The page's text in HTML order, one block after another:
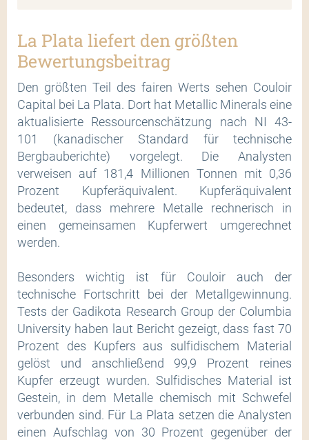
La Plata liefert den größten
Bewertungsbeitrag
Den größten Teil des fairen Werts sehen Couloir
Capital bei La Plata. Dort hat Metallic Minerals eine
aktualisierte Ressourcenschätzung nach NI 43-
101 (kanadischer Standard für technische
Bergbauberichte) vorgelegt. Die Analysten
verweisen auf 181,4 Millionen Tonnen mit 0,36
Prozent Kupferäquivalent. Kupferäquivalent
bedeutet, dass mehrere Metalle rechnerisch in
einen gemeinsamen Kupferwert umgerechnet
werden.
Besonders wichtig ist für Couloir auch der
technische Fortschritt bei der Metallgewinnung.
Tests der Gadikota Research Group der Columbia
University haben laut Bericht gezeigt, dass fast 70
Prozent des Kupfers aus sulfidischem Material
gelöst und anschließend 99,9 Prozent reines
Kupfer erzeugt wurden. Sulfidisches Material ist
Gestein, in dem Metalle chemisch mit Schwefel
verbunden sind. Für La Plata setzen die Analysten
einen Aufschlag von 30 Prozent gegenüber der